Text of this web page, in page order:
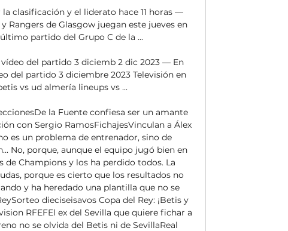
clasificación y el liderato hace 11 horas —
Rangers de Glasgow juegan este jueves en
partido del Grupo C de la ...
del partido 3 diciemb 2 dic 2023 — En
del partido 3 diciembre 2023 Televisión en
vs ud almería lineups vs ...
la Fuente confiesa ser un amante
con Sergio RamosFichajesVinculan a Álex
es un problema de entrenador, sino de
No, porque, aunque el equipo jugó bien en
Champions y los ha perdido todos. La
porque es cierto que los resultados no
y ha heredado una plantilla que no se
dieciseisavos Copa del Rey: ¡Betis y
RFEFEl ex del Sevilla que quiere fichar a
no se olvida del Betis ni de SevillaReal